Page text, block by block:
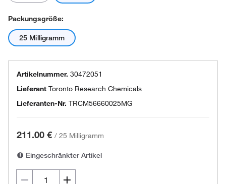
Packungsgröße:
25 Milligramm
Artikelnummer. 30472051
Lieferant Toronto Research Chemicals
Lieferanten-Nr. TRCM56660025MG
211.00 € / 25 Milligramm
Eingeschränkter Artikel